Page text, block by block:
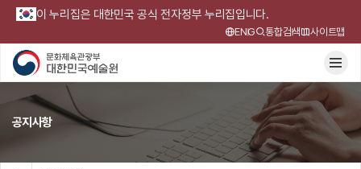
이 누리집은 대한민국 공식 전자정부 누리집입니다.
ENG 통합검색 사이트맵
공지사항